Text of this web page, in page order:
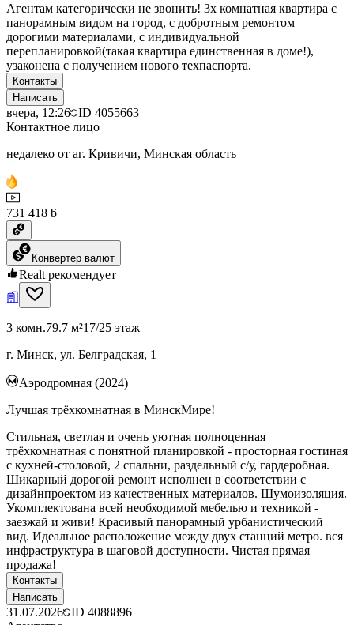
Агентам категорически не звонить! 3х комнатная квартира с
панорамным видом на город, с добротным ремонтом
дорогими материалами, с индивидуальной
перепланировкой(такая квартира единственная в доме!),
узаконена с получением нового техпаспорта.
Контакты
Написать
вчера, 12:26 ID 4055663
Контактное лицо
недалеко от аг. Кривичи, Минская область
731 418 ƃ
Конвертер валют
Realt рекомендует
3 комн.79.7 м²17/25 этаж
г. Минск, ул. Белградская, 1
Аэродромная (2024)
Лучшая трёхкомнатная в МинскМире!
Стильная, светлая и очень уютная полноценная
трёхкомнатная с понятной планировкой - просторная гостиная
с кухней-столовой, 2 спальни, раздельный с/у, гардеробная.
Шикарный дорогой ремонт исполнен в соответствии с
дизайнпроектом из качественных материалов. Шумоизоляция.
Укомплектована всей необходимой мебелью и техникой -
заезжай и живи! Красивый панорамный урбанистический
вид. Идеальное расположение между двух станций метро. вся
инфраструктура в шаговой доступности. Чистая прямая
продажа!
Контакты
Написать
31.07.2026 ID 4088896